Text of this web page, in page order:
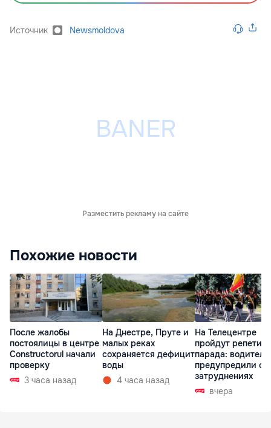
Источник Newsmoldova
Разместить рекламу на сайте
Похожие новости
После жалобы
постоялицы в центре
Constructorul начали
проверку
3 часа назад
На Днестре, Пруте и
малых реках
сохраняется дефицит
воды
4 часа назад
На Телецентре
пройдут
парада:
предупредили о
затруднениях
вчера